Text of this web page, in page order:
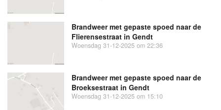
Brandweer met gepaste spoed naar de
Flierensestraat in Gendt
Woensdag 31-12-2025 om 22:36
Brandweer met gepaste spoed naar de
Broeksestraat in Gendt
Woensdag 31-12-2025 om 15:10